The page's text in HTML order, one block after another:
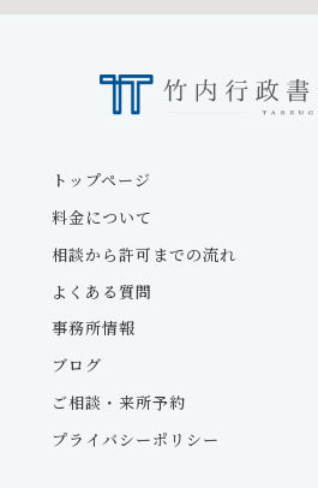
トップページ
料金について
相談から許可までの流れ
よくある質問
事務所情報
ブログ
ご相談・来所予約
プライバシーポリシー